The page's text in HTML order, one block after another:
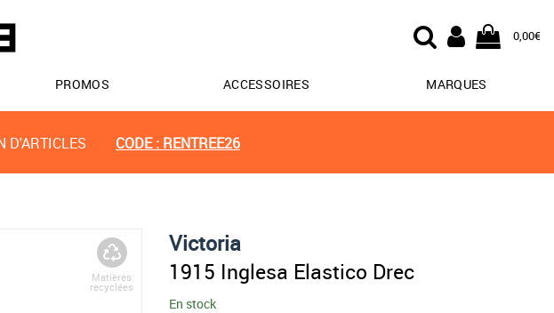
0,00€
PROMOS ACCESSOIRES MARQUES
D'ARTICLES CODE : RENTREE26
Matières
recyclées
Victoria
1915 Inglesa Elastico Drec
En stock